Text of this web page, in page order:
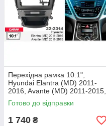
Перехідна рамка 10.1",
Hyundai Elantra (MD) 2011-
2016, Avante (MD) 2011-2015,
Carav 22-2314
Готово до відправки
1 740 ₴